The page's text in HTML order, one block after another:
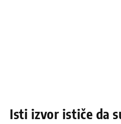
Isti izvor ističe da